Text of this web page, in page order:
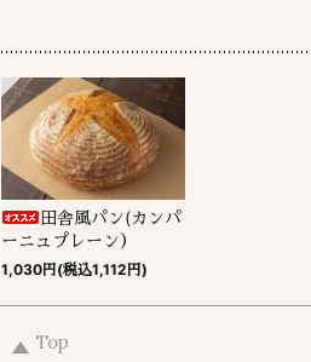
田舎風パン(カンパ
ーニュプレーン）
1,030円(税込1,112円)
Top